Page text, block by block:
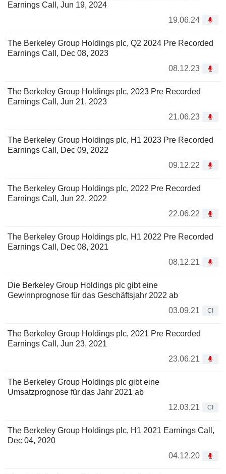
Earnings Call, Jun 19, 2024
19.06.24
The Berkeley Group Holdings plc, Q2 2024 Pre Recorded
Earnings Call, Dec 08, 2023
08.12.23
The Berkeley Group Holdings plc, 2023 Pre Recorded
Earnings Call, Jun 21, 2023
21.06.23
The Berkeley Group Holdings plc, H1 2023 Pre Recorded
Earnings Call, Dec 09, 2022
09.12.22
The Berkeley Group Holdings plc, 2022 Pre Recorded
Earnings Call, Jun 22, 2022
22.06.22
The Berkeley Group Holdings plc, H1 2022 Pre Recorded
Earnings Call, Dec 08, 2021
08.12.21
Die Berkeley Group Holdings plc gibt eine
Gewinnprognose für das Geschäftsjahr 2022 ab
03.09.21
CI
The Berkeley Group Holdings plc, 2021 Pre Recorded
Earnings Call, Jun 23, 2021
23.06.21
The Berkeley Group Holdings plc gibt eine
Umsatzprognose für das Jahr 2021 ab
12.03.21
CI
The Berkeley Group Holdings plc, H1 2021 Earnings Call,
Dec 04, 2020
04.12.20